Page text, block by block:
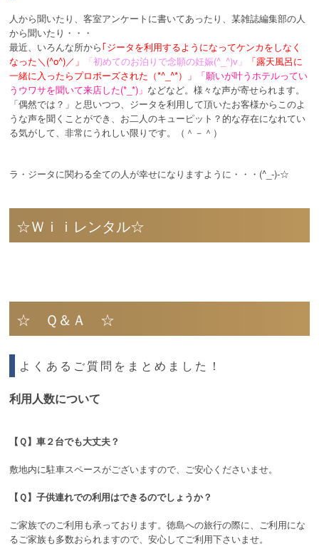
人から聞いたり、客室アンケートに書いてあったり、某雑誌編集部の人
から聞いたり・・・
最近、いろんな所から｢ジータを利用するようになってケンカをしなく
なった＼(^o^)／」
「初めてのお泊りで念願の妊娠(^_^)v」
「露天風呂に
一緒に入ったらプロポーズされた（*^_^*）」
「願いが叶うホテルってい
うウワサを聞いて来店した(*_*)」 などなど。様々な声が寄せられます。
「偶然では？」と思いつつ、ジータを利用して頂いたお客様からこのよ
うな声を聞くことができ、お二人のキューピット？的な存在になれてい
る気がして、非常にうれしい限りです。（＾－＾）
ラ・ジータに関わる全ての人が幸せになりますように・・・(^_-)-☆
☆Ｗｉｉレンタル☆
☆ Ｑ＆Ａ ☆
よくあるご質問をまとめました！
利用人数について
【Ｑ】車２台でも大丈夫？
敷地内に駐車スペースがございますので、ご安心くださいませ。
【Ｑ】子供連れでの利用はできるのでしょうか？
ご家族でのご利用も承っております。徳島への旅行の際に、ご利用にな
るご家族も多数おられますので、安心してご利用下さいませ。